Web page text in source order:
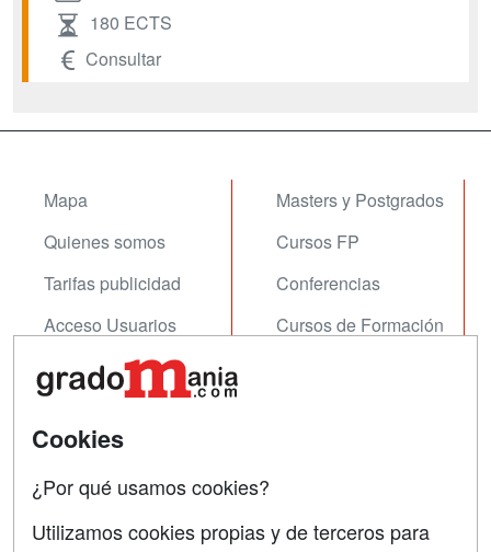
180 ECTS
Consultar
Mapa
Quienes somos
Tarifas publicidad
Acceso Usuarios
Acceso Centros
Masters y Postgrados
Cursos FP
Conferencias
Cursos de Formación
Contactar
Cookies
¿Por qué usamos cookies?
Utilizamos cookies propias y de terceros para